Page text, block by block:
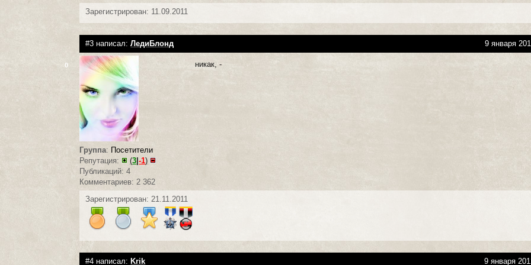
Зарегистрирован: 11.09.2011
#3 написал:ЛедиБлонд 9 января
0
Группа: Посетители
Репутация:
(3 |-1)
Публикаций: 4
Комментариев: 2 362
никак, -
Зарегистрирован: 21.11.2011
#4 написал: Krik 9 января